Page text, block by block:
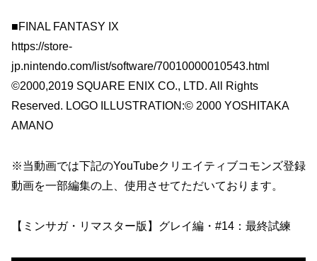
■FINAL FANTASY IX
https://store-
jp.nintendo.com/list/software/70010000010543.html
©2000,2019 SQUARE ENIX CO., LTD. All Rights
Reserved. LOGO ILLUSTRATION:© 2000 YOSHITAKA
AMANO
※当動画では下記のYouTubeクリエイティブコモンズ登録
動画を一部編集の上、使用させてただいております。
【ミンサガ・リマスター版】グレイ編・#14：最終試練